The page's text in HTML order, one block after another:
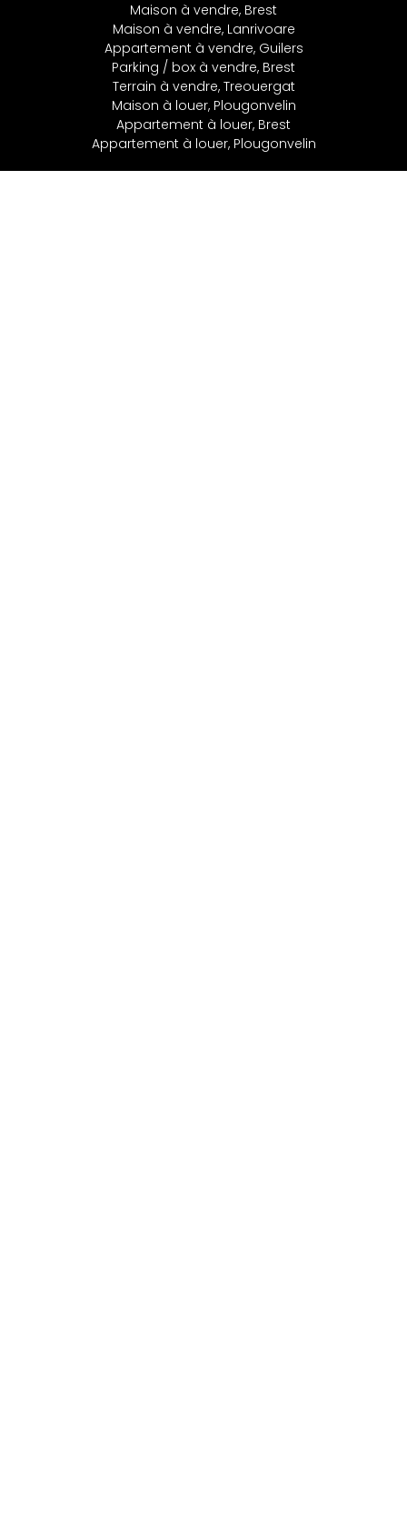
Maison à vendre, Brest
Maison à vendre, Lanrivoare
Appartement à vendre, Guilers
Parking / box à vendre, Brest
Terrain à vendre, Treouergat
Maison à louer, Plougonvelin
Appartement à louer, Brest
Appartement à louer, Plougonvelin